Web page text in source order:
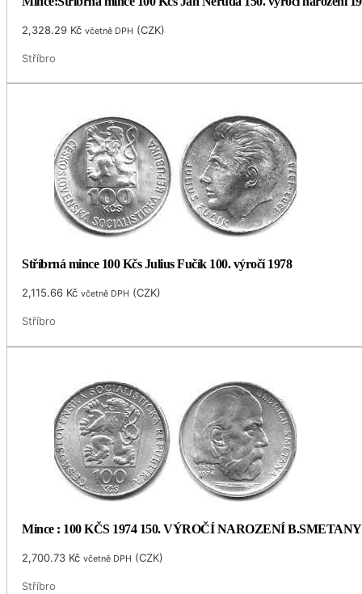
2,328.29 Kč včetně DPH (CZK)
Stříbro
Stříbrná mince 100 Kčs Julius Fučík 100. výročí 1978
2,115.66 Kč včetně DPH (CZK)
Stříbro
Mince : 100 KČS 1974 150. VÝROČÍ NAROZENÍ B.SMETANY
2,700.73 Kč včetně DPH (CZK)
Stříbro